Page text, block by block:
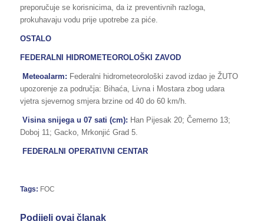
preporučuje se korisnicima, da iz preventivnih razloga,
prokuhavaju vodu prije upotrebe za piće.
OSTALO
FEDERALNI HIDROMETEOROLOŠKI ZAVOD
Meteoalarm: Federalni hidrometeorološki zavod izdao je ŽUTO
upozorenje za područja: Bihaća, Livna i Mostara zbog udara
vjetra sjevernog smjera brzine od 40 do 60 km/h.
Visina snijega u 07 sati (cm): Han Pijesak 20; Čemerno 13;
Doboj 11; Gacko, Mrkonjić Grad 5.
FEDERALNI OPERATIVNI CENTAR
Tags: FOC
Podijeli ovaj članak